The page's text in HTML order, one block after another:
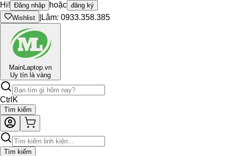
Hi! Đăng nhập hoặc đăng ký
Wishlist
Lâm: 0933.358.385
MainLaptop.vn
Uy tín là vàng
Ctrl K
Tìm kiếm
Tìm kiếm